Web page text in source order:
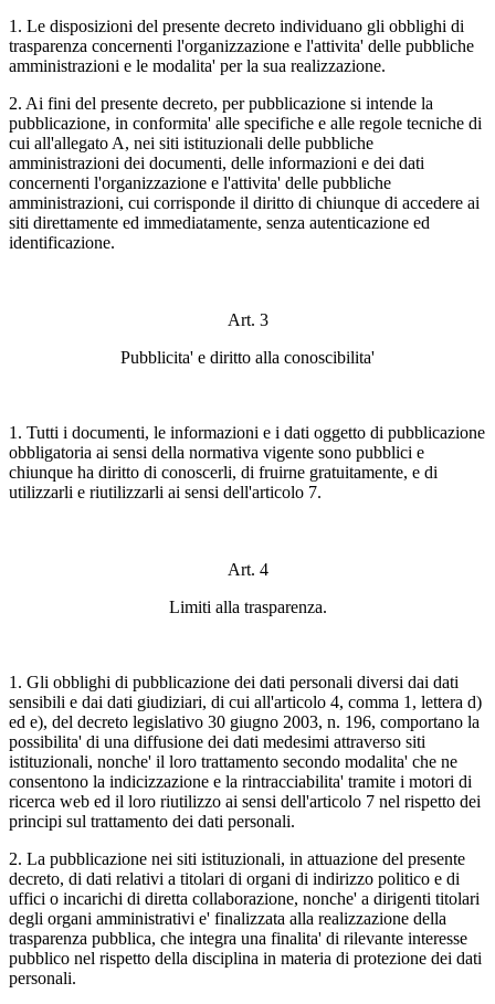
1. Le disposizioni del presente decreto individuano gli obblighi di
trasparenza concernenti l'organizzazione e l'attivita' delle pubbliche
amministrazioni e le modalita' per la sua realizzazione.
2. Ai fini del presente decreto, per pubblicazione si intende la
pubblicazione, in conformita' alle specifiche e alle regole tecniche di
cui all'allegato A, nei siti istituzionali delle pubbliche
amministrazioni dei documenti, delle informazioni e dei dati
concernenti l'organizzazione e l'attivita' delle pubbliche
amministrazioni, cui corrisponde il diritto di chiunque di accedere ai
siti direttamente ed immediatamente, senza autenticazione ed
identificazione.
Art. 3
Pubblicita' e diritto alla conoscibilita'
1. Tutti i documenti, le informazioni e i dati oggetto di pubblicazione
obbligatoria ai sensi della normativa vigente sono pubblici e
chiunque ha diritto di conoscerli, di fruirne gratuitamente, e di
utilizzarli e riutilizzarli ai sensi dell'articolo 7.
Art. 4
Limiti alla trasparenza.
1. Gli obblighi di pubblicazione dei dati personali diversi dai dati
sensibili e dai dati giudiziari, di cui all'articolo 4, comma 1, lettera d)
ed e), del decreto legislativo 30 giugno 2003, n. 196, comportano la
possibilita' di una diffusione dei dati medesimi attraverso siti
istituzionali, nonche' il loro trattamento secondo modalita' che ne
consentono la indicizzazione e la rintracciabilita' tramite i motori di
ricerca web ed il loro riutilizzo ai sensi dell'articolo 7 nel rispetto dei
principi sul trattamento dei dati personali.
2. La pubblicazione nei siti istituzionali, in attuazione del presente
decreto, di dati relativi a titolari di organi di indirizzo politico e di
uffici o incarichi di diretta collaborazione, nonche' a dirigenti titolari
degli organi amministrativi e' finalizzata alla realizzazione della
trasparenza pubblica, che integra una finalita' di rilevante interesse
pubblico nel rispetto della disciplina in materia di protezione dei dati
personali.